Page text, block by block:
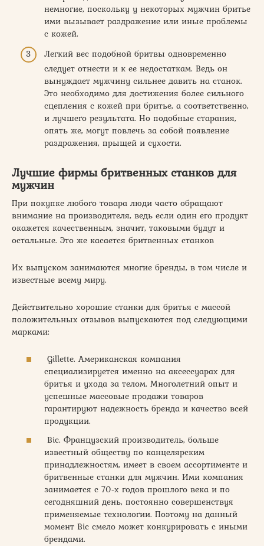
немногие, поскольку у некоторых мужчин бритье
ими вызывает раздражение или иные проблемы
с кожей.
Легкий вес подобной бритвы одновременно
следует отнести и к ее недостаткам. Ведь он
вынуждает мужчину сильнее давить на станок.
Это необходимо для достижения более сильного
сцепления с кожей при бритье, а соответственно,
и лучшего результата. Но подобные старания,
опять же, могут повлечь за собой появление
раздражения, прыщей и сухости.
Лучшие фирмы бритвенных станков для
мужчин
При покупке любого товара люди часто обращают
внимание на производителя, ведь если один его продукт
окажется качественным, значит, таковыми будут и
остальные. Это же касается бритвенных станков
Их выпуском занимаются многие бренды, в том числе и
известные всему миру.
Действительно хорошие станки для бритья с массой
положительных отзывов выпускаются под следующими
марками:
Gillette. Американская компания
специализируется именно на аксессуарах для
бритья и ухода за телом. Многолетний опыт и
успешные массовые продажи товаров
гарантируют надежность бренда и качество всей
продукции.
Bic. Французский производитель, больше
известный обществу по канцелярским
принадлежностям, имеет в своем ассортименте и
бритвенные станки для мужчин. Ими компания
занимается с 70-х годов прошлого века и по
сегодняшний день, постоянно совершенствуя
применяемые технологии. Поэтому на данный
момент Bic смело может конкурировать с иными
брендами.